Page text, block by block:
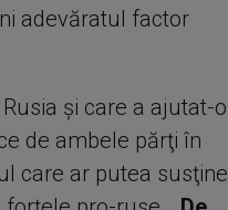
adevăratul factor
şi care a ajutat-o
de ambele părţi în
care ar putea susţine